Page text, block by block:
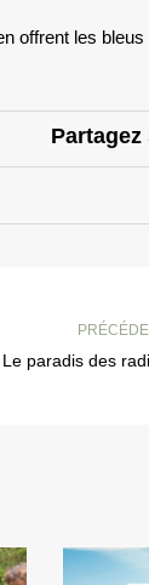
offrent les
Le paradis des